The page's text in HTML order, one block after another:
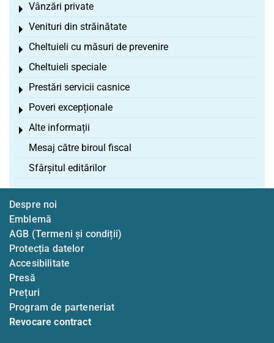
Vânzări private
Toggle menu
Venituri din străinătate
Toggle menu
Cheltuieli cu măsuri de prevenire
Toggle menu
Cheltuieli speciale
Toggle menu
Prestări servicii casnice
Toggle menu
Poveri excepționale
Toggle menu
Alte informații
Toggle menu
Mesaj către biroul fiscal
Sfârșitul editărilor
Despre noi
Emblemă
AGB (Termeni și condiții)
Protecția datelor
Accesibilitate
Presă
Prețuri
Program de parteneriat
Revocare contract